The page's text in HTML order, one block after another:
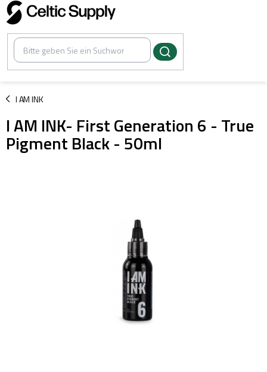
Zum
Inhalt
springen
I AM INK
/
I AM INK- First Generation 6 - True
Pigment Black - 50ml